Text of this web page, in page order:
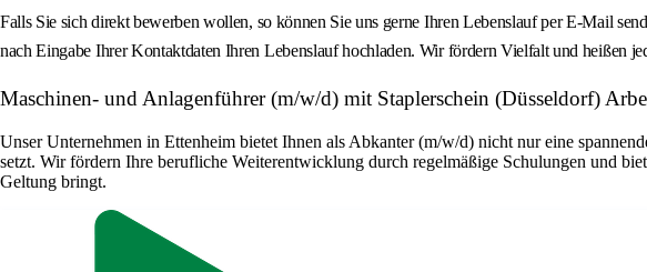
Falls Sie sich direkt bewerben wollen, so können Sie uns gerne Ihren Lebenslauf per E-Mail
nach Eingabe Ihrer Kontaktdaten Ihren Lebenslauf hochladen. Wir fördern Vielfalt und heißen
Maschinen- und Anlagenführer (m/w/d) mit Staplerschein (Düsseldorf)
Unser Unternehmen in Ettenheim bietet Ihnen als Abkanter (m/w/d) nicht nur eine
setzt. Wir fördern Ihre berufliche Weiterentwicklung durch regelmäßige Schulungen und
Geltung bringt.